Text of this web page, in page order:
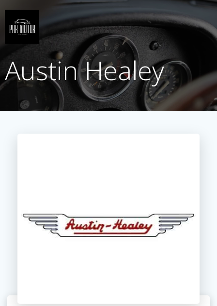
contenido
Austin Healey